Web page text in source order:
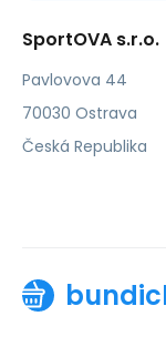
SportOVA s.r.o.
Pavlovova 44
70030 Ostrava
Česká Republika